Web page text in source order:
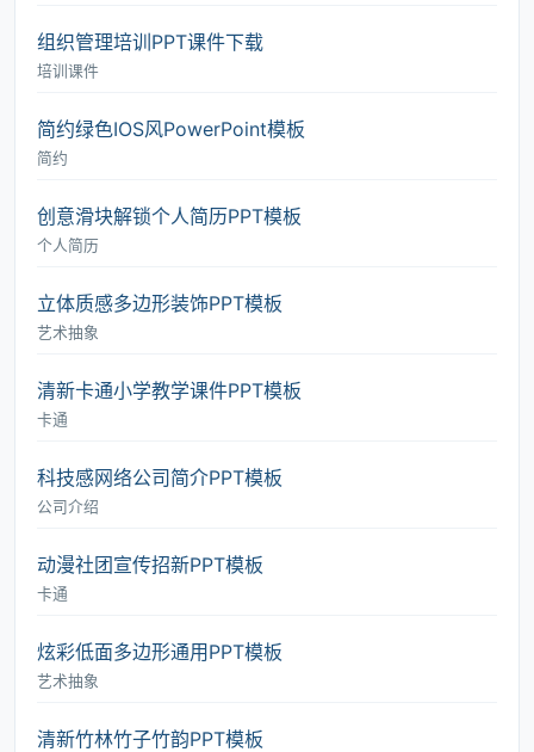
组织管理培训PPT课件下载
培训课件
简约绿色IOS风PowerPoint模板
简约
创意滑块解锁个人简历PPT模板
个人简历
立体质感多边形装饰PPT模板
艺术抽象
清新卡通小学教学课件PPT模板
卡通
科技感网络公司简介PPT模板
公司介绍
动漫社团宣传招新PPT模板
卡通
炫彩低面多边形通用PPT模板
艺术抽象
清新竹林竹子竹韵PPT模板